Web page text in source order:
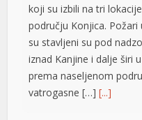
koji su izbili na tri
području Konjica. Požari
su stavljeni su pod
iznad Kanjine i dalje širi
prema naseljenom
vatrogasne […][...]